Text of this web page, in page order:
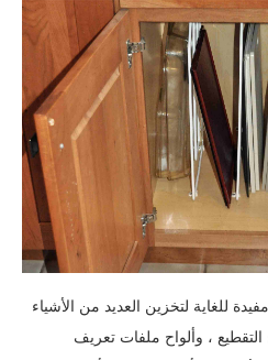
للغاية لتخزين العديد من الأشياء
التقطيع ، وألواح ملفات تعريف